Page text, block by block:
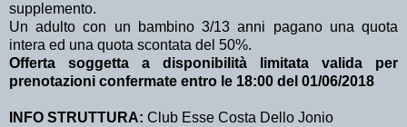
supplemento.
Un adulto con un bambino 3/13 anni pagano una quota
intera ed una quota scontata del 50%.
Offerta soggetta a disponibilità limitata valida per
prenotazioni confermate entro le 18:00 del 01/06/2018
INFO STRUTTURA: Club Esse Costa Dello Jonio